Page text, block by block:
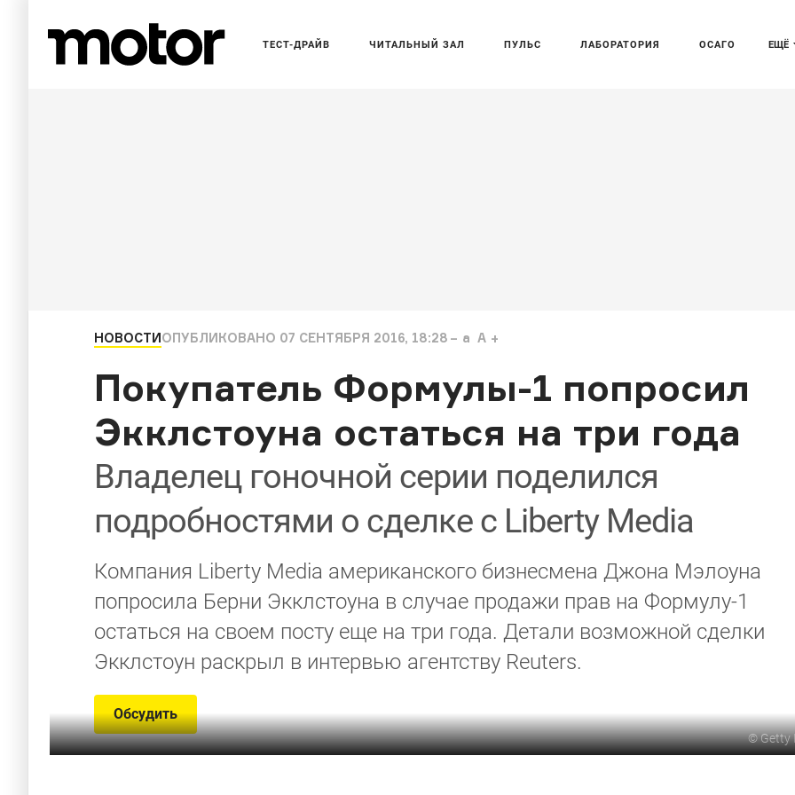
ЕЩЁ
ТЕСТ-ДРАЙВ ЧИТАЛЬНЫЙ ЗАЛ ПУЛЬС ЛАБОРАТОРИЯ ОСАГО
НОВОСТИОПУБЛИКОВАНО 07 СЕНТЯБРЯ 2016, 18:28 a A
Покупатель Формулы-1 попросил
Экклстоуна остаться на три года
Владелец гоночной серии поделился
подробностями о сделке с Liberty Media
Компания Liberty Media американского бизнесмена Джона Мэлоуна
попросила Берни Экклстоуна в случае продажи прав на Формулу-1
остаться на своем посту еще на три года. Детали возможной сделки
Экклстоун раскрыл в интервью агентству Reuters.
Обсудить
©Getty